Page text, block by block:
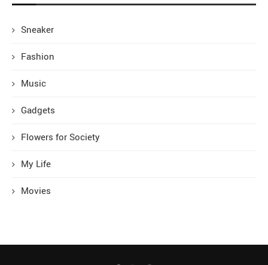
Sneaker
Fashion
Music
Gadgets
Flowers for Society
My Life
Movies